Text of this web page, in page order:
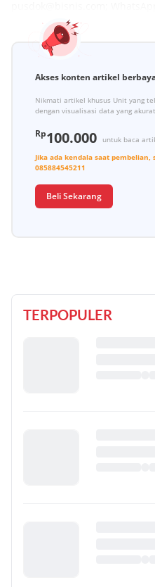
Akses konten artikel
Nikmati artikel khusus Unit yang
dengan visualisasi data yang
Rp100.000
untuk baca
Jika ada kendala saat
085884545211
Beli Sekarang
TERPOPULER